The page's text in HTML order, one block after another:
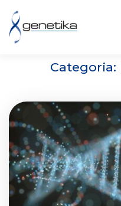
Categoria: